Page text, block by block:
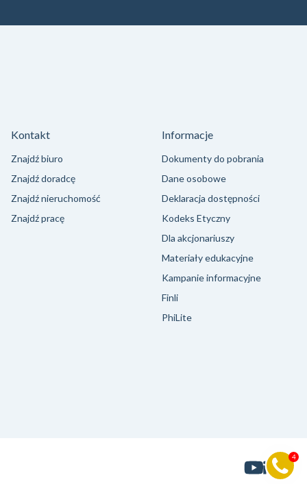
Kontakt
Znajdź biuro
Znajdź doradcę
Znajdź nieruchomość
Znajdź pracę
Informacje
Dokumenty do pobrania
Dane osobowe
Deklaracja dostępności
Kodeks Etyczny
Dla akcjonariuszy
Materiały edukacyjne
Kampanie informacyjne
Finli
PhiLite